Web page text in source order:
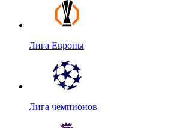
Лига Европы
Лига чемпионов